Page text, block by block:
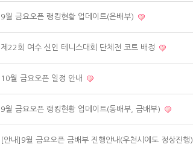
9월 금요오픈 랭킹현황 업데이트(은배부)
제22회 여수 신인 테니스대회 단체전 코트 배정
10월 금요오픈 일정 안내
9월 금요오픈 랭킹현황 업데이트(동배부, 금배부)
[안내]9월 금요오픈 금배부 진행안내(우천시에도 정상진행)